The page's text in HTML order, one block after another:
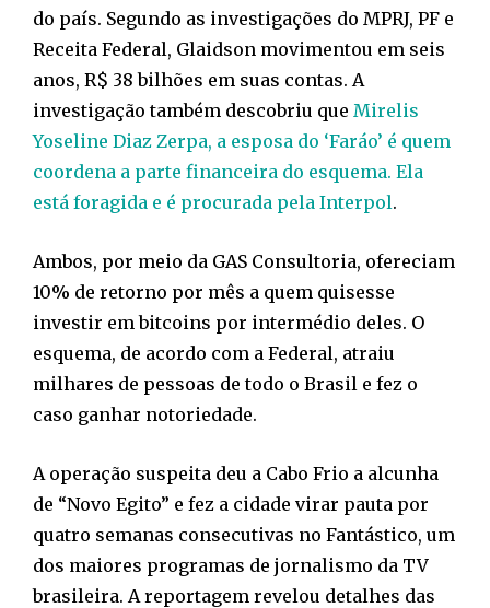
do país. Segundo as investigações do MPRJ, PF e
Receita Federal, Glaidson movimentou em seis
anos, R$ 38 bilhões em suas contas. A
investigação também descobriu que Mirelis
Yoseline Diaz Zerpa, a esposa do ‘Faráo’ é quem
coordena a parte financeira do esquema. Ela
está foragida e é procurada pela Interpol.
Ambos, por meio da GAS Consultoria, ofereciam
10% de retorno por mês a quem quisesse
investir em bitcoins por intermédio deles. O
esquema, de acordo com a Federal, atraiu
milhares de pessoas de todo o Brasil e fez o
caso ganhar notoriedade.
A operação suspeita deu a Cabo Frio a alcunha
de “Novo Egito” e fez a cidade virar pauta por
quatro semanas consecutivas no Fantástico, um
dos maiores programas de jornalismo da TV
brasileira. A reportagem revelou detalhes das